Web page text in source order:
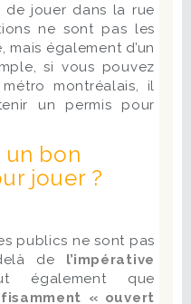
de jouer dans la rue
ne sont pas les
mais également d’un
si vous pouvez
montréalais, il
un permis pour
un bon
jouer ?
publics ne sont pas
de l’impérative
que
« ouvert